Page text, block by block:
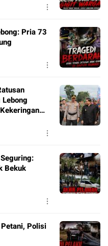
Pria 73
Bekuk
Polisi